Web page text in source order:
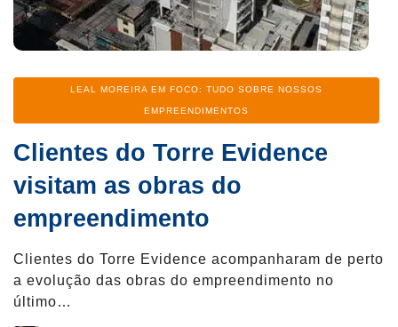
CategoriaLEAL MOREIRA EM FOCO: TUDO SOBRE NOSSOS
EMPREENDIMENTOS
Clientes do Torre Evidence
visitam as obras do
empreendimento
Clientes do Torre Evidence acompanharam de perto
a evolução das obras do empreendimento no
último…